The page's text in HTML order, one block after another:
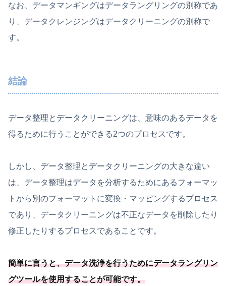
なお、データマンギングはデータラングリングの別称であ
り、データクレンジングはデータクリーニングの別称で
す。
結論
データ整理とデータクリーニングは、意味のあるデータを
得るために行うことができる2つのプロセスです。
しかし、データ整理とデータクリーニングの大きな違い
は、データ整理はデータを分析するためにあるフォーマッ
トから別のフォーマットに変換・マッピングするプロセス
であり、データクリーニングは不正なデータを削除したり
修正したりするプロセスであることです。
簡単に言うと、データ洗浄を行うためにデータラングリン
グツールを使用することが可能です。